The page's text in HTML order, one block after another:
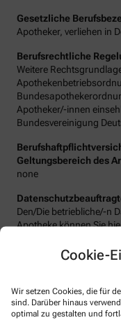
Cookie-
Wir setzen Cookies, die für
sind. Darüber hinaus
optimal zu gestalten und
Gesetzliche
Apotheker, verliehen in
Berufsrechtliche
Weitere
Apotheker/-innen
Bundesvereinigung
Geltungsbereich des
none
Den/Die betriebliche/-n
Apotheke können Sie
Email:
Website: